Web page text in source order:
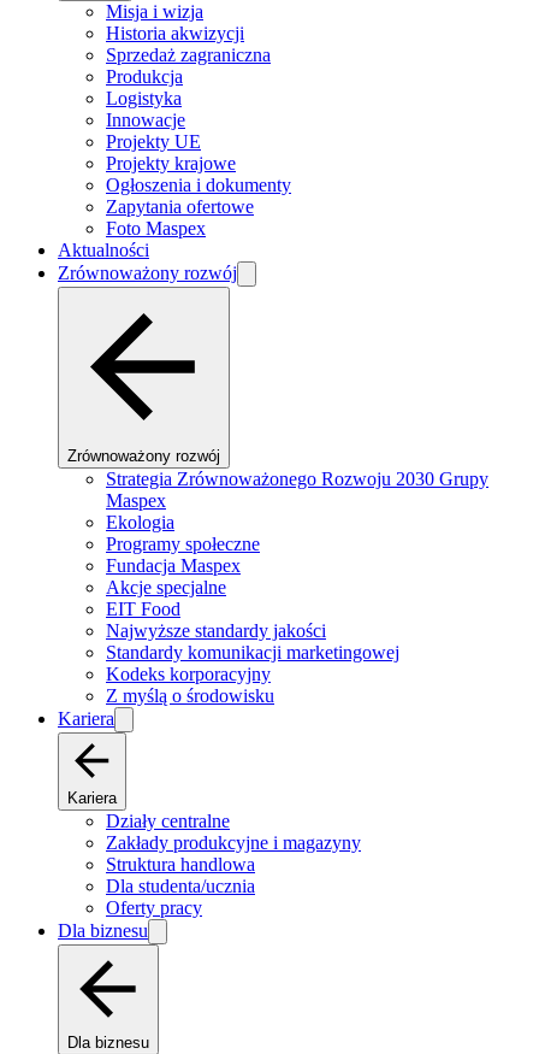
Misja i wizja
Historia akwizycji
Sprzedaż zagraniczna
Produkcja
Logistyka
Innowacje
Projekty UE
Projekty krajowe
Ogłoszenia i dokumenty
Zapytania ofertowe
Foto Maspex
Aktualności
Zrównoważony rozwój
Zrównoważony rozwój
Strategia Zrównoważonego Rozwoju 2030 Grupy
Maspex
Ekologia
Programy społeczne
Fundacja Maspex
Akcje specjalne
EIT Food
Najwyższe standardy jakości
Standardy komunikacji marketingowej
Kodeks korporacyjny
Z myślą o środowisku
Kariera
Kariera
Działy centralne
Zakłady produkcyjne i magazyny
Struktura handlowa
Dla studenta/ucznia
Oferty pracy
Dla biznesu
Dla biznesu